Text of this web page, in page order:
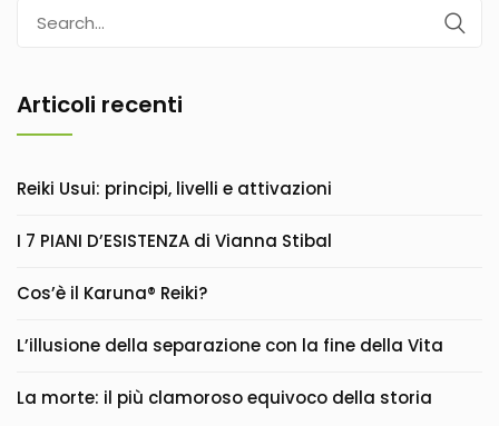
Articoli recenti
Reiki Usui: principi, livelli e attivazioni
I 7 PIANI D’ESISTENZA di Vianna Stibal
Cos’è il Karuna® Reiki?
L’illusione della separazione con la fine della Vita
La morte: il più clamoroso equivoco della storia